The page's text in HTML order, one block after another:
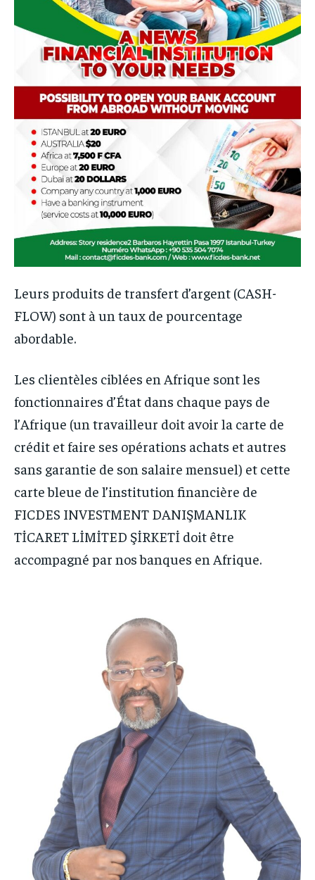
Leurs produits de transfert d’argent (CASH-
FLOW) sont à un taux de pourcentage
abordable.
Les clientèles ciblées en Afrique sont les
fonctionnaires d’État dans chaque pays de
l’Afrique (un travailleur doit avoir la carte de
crédit et faire ses opérations achats et autres
sans garantie de son salaire mensuel) et cette
carte bleue de l’institution financière de
FICDES INVESTMENT DANIŞMANLIK
TİCARET LİMİTED ŞİRKETİ doit être
accompagné par nos banques en Afrique.